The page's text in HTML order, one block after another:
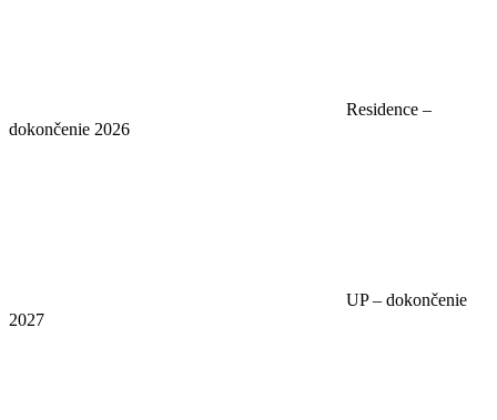
Residence –
dokončenie 2026
UP – dokončenie
2027